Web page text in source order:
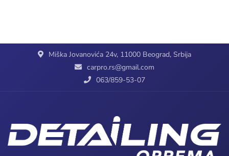
Miška Jovanovića 24v, 11000 Beograd, Srbija
carpro.rs@gmail.com
063/859-53-07